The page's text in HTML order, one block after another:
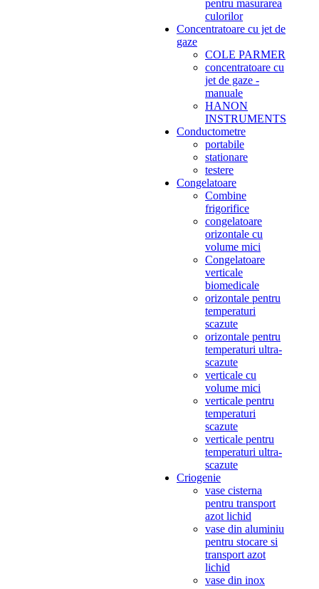
pentru masurarea
culorilor
Concentratoare cu jet de
gaze
COLE PARMER
concentratoare cu
jet de gaze -
manuale
HANON
INSTRUMENTS
Conductometre
portabile
stationare
testere
Congelatoare
Combine
frigorifice
congelatoare
orizontale cu
volume mici
Congelatoare
verticale
biomedicale
orizontale pentru
temperaturi
scazute
orizontale pentru
temperaturi ultra-
scazute
verticale cu
volume mici
verticale pentru
temperaturi
scazute
verticale pentru
temperaturi ultra-
scazute
Criogenie
vase cisterna
pentru transport
azot lichid
vase din aluminiu
pentru stocare si
transport azot
lichid
vase din inox